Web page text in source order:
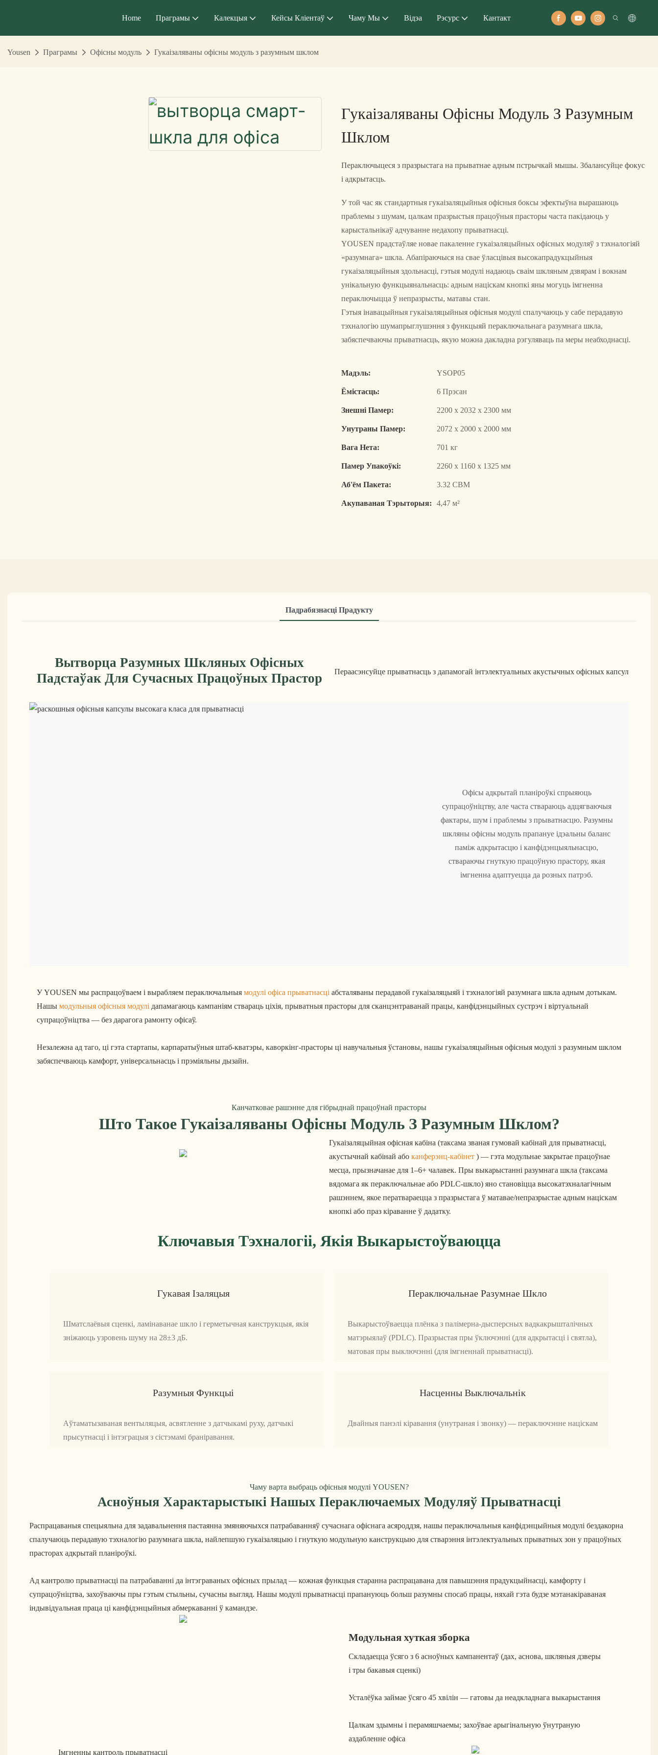
Home Праграмы Калекцыя Кейсы Кліентаў Чаму Мы Відэа Рэсурс Кантакт
Yousen Праграмы Офісны модуль Гукаізаляваны офісны модуль з разумным шклом
Гукаізаляваны Офісны Модуль З Разумным
Шклом
Пераключыцеся з празрыстага на прыватнае адным пстрычкай мышы. Збалансуйце фокус
і адкрытасць.
У той час як стандартныя гукаізаляцыйныя офісныя боксы эфектыўна вырашаюць
праблемы з шумам, цалкам празрыстыя працоўныя прасторы часта пакідаюць у
карыстальнікаў адчуванне недахопу прыватнасці.
YOUSEN прадстаўляе новае пакаленне гукаізаляцыйных офісных модуляў з тэхналогіяй
«разумнага» шкла. Абапіраючыся на свае ўласцівыя высокапрадукцыйныя
гукаізаляцыйныя здольнасці, гэтыя модулі надаюць сваім шкляным дзвярам і вокнам
унікальную функцыянальнасць: адным націскам кнопкі яны могуць імгненна
пераключыцца ў непразрысты, матавы стан.
Гэтыя інавацыйныя гукаізаляцыйныя офісныя модулі спалучаюць у сабе перадавую
тэхналогію шумапрыглушэння з функцыяй пераключальнага разумнага шкла,
забяспечваючы прыватнасць, якую можна дакладна рэгуляваць па меры неабходнасці.
Мадэль:
YSOP05
Ёмістасць:
6 Прэсан
Знешні Памер:
2200 х 2032 х 2300 мм
Унутраны Памер:
2072 х 2000 х 2000 мм
Вага Нета:
701 кг
Памер Упакоўкі:
2260 х 1160 х 1325 мм
Аб'ём Пакета:
3.32 CBM
Акупаваная Тэрыторыя: 4,47 м²
Падрабязнасці Прадукту
Вытворца Разумных Шкляных Офісных
Падстаўак Для Сучасных Працоўных Прастор
Пераасэнсуйце прыватнасць з дапамогай інтэлектуальных акустычных офісных капсул
Офісы адкрытай планіроўкі спрыяюць
супрацоўніцтву, але часта ствараюць адцягваючыя
фактары, шум і праблемы з прыватнасцю. Разумны
шкляны офісны модуль прапануе ідэальны баланс
паміж адкрытасцю і канфідэнцыяльнасцю,
ствараючы гнуткую працоўную прастору, якая
імгненна адаптуецца да розных патрэб.
У YOUSEN мы распрацоўваем і вырабляем пераключальныя модулі офіса прыватнасці абсталяваны перадавой гукаізаляцыяй і тэхналогіяй разумнага шкла адным дотыкам.
Нашы модульныя офісныя модулі дапамагаюць кампаніям ствараць ціхія, прыватныя прасторы для сканцэнтраванай працы, канфідэнцыйных сустрэч і віртуальнай
супрацоўніцтва — без дарагога рамонту офісаў.
Незалежна ад таго, ці гэта стартапы, карпаратыўныя штаб-кватэры, каворкінг-прасторы ці навучальныя ўстановы, нашы гукаізаляцыйныя офісныя модулі з разумным шклом
забяспечваюць камфорт, універсальнасць і прэміяльны дызайн.
Канчатковае рашэнне для гібрыднай працоўнай прасторы
Што Такое Гукаізаляваны Офісны Модуль З Разумным Шклом?
Гукаізаляцыйная офісная кабіна (таксама званая гумовай кабінай для прыватнасці,
акустычнай кабінай або канферэнц-кабінет ) — гэта модульнае закрытае працоўнае
месца, прызначанае для 1–6+ чалавек. Пры выкарыстанні разумнага шкла (таксама
вядомага як пераключальнае або PDLC-шкло) яно становіцца высокатэхналагічным
рашэннем, якое ператвараецца з празрыстага ў матавае/непразрыстае адным націскам
кнопкі або праз кіраванне ў дадатку.
Ключавыя Тэхналогіі, Якія Выкарыстоўваюцца
Гукавая Ізаляцыя
Шматслаёвыя сценкі, ламінаванае шкло і герметычная канструкцыя, якія
зніжаюць узровень шуму на 28±3 дБ.
Пераключальнае Разумнае Шкло
Выкарыстоўваецца плёнка з палімерна-дысперсных вадкакрышталічных
матэрыялаў (PDLC). Празрыстая пры ўключэнні (для адкрытасці і святла),
матовая пры выключэнні (для імгненнай прыватнасці).
Разумныя Функцыі
Аўтаматызаваная вентыляцыя, асвятленне з датчыкамі руху, датчыкі
прысутнасці і інтэграцыя з сістэмамі браніравання.
Насценны Выключальнік
Двайныя панэлі кіравання (унутраная і звонку) — пераключэнне націскам
Чаму варта выбраць офісныя модулі YOUSEN?
Асноўныя Характарыстыкі Нашых Пераключаемых Модуляў Прыватнасці
Распрацаваныя спецыяльна для задавальнення пастаянна змяняючыхся патрабаванняў сучаснага офіснага асяроддзя, нашы пераключальныя канфідэнцыйныя модулі бездакорна
спалучаюць перадавую тэхналогію разумнага шкла, найлепшую гукаізаляцыю і гнуткую модульную канструкцыю для стварэння інтэлектуальных прыватных зон у працоўных
прасторах адкрытай планіроўкі.
Ад кантролю прыватнасці па патрабаванні да інтэграваных офісных прылад — кожная функцыя старанна распрацавана для павышэння прадукцыйнасці, камфорту і
супрацоўніцтва, захоўваючы пры гэтым стыльны, сучасны выгляд. Нашы модулі прыватнасці прапануюць больш разумны спосаб працы, няхай гэта будзе мэтанакіраваная
індывідуальная праца ці канфідэнцыйныя абмеркаванні ў камандзе.
Модульная хуткая зборка
Складаецца ўсяго з 6 асноўных кампанентаў (дах, аснова, шкляныя дзверы
і тры бакавыя сценкі)
Усталёўка займае ўсяго 45 хвілін — гатовы да неадкладнага выкарыстання
Цалкам здымны і перамяшчаемы; захоўвае арыгінальную ўнутраную
аздабленне офіса
Імгненны кантроль прыватнасці